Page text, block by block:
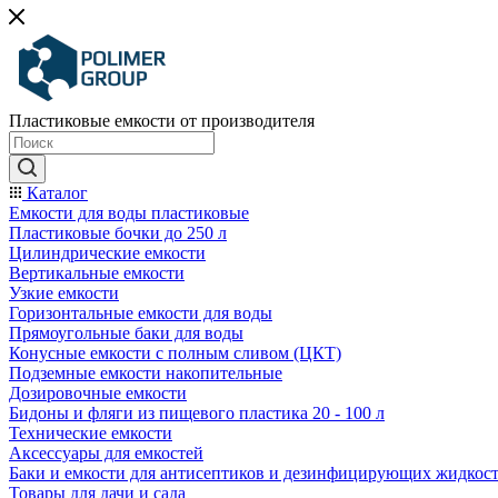
Пластиковые емкости от производителя
Каталог
Емкости для воды пластиковые
Пластиковые бочки до 250 л
Цилиндрические емкости
Вертикальные емкости
Узкие емкости
Горизонтальные емкости для воды
Прямоугольные баки для воды
Конусные емкости с полным сливом (ЦКТ)
Подземные емкости накопительные
Дозировочные емкости
Бидоны и фляги из пищевого пластика 20 - 100 л
Технические емкости
Аксессуары для емкостей
Баки и емкости для антисептиков и дезинфицирующих
Товары для дачи и сада